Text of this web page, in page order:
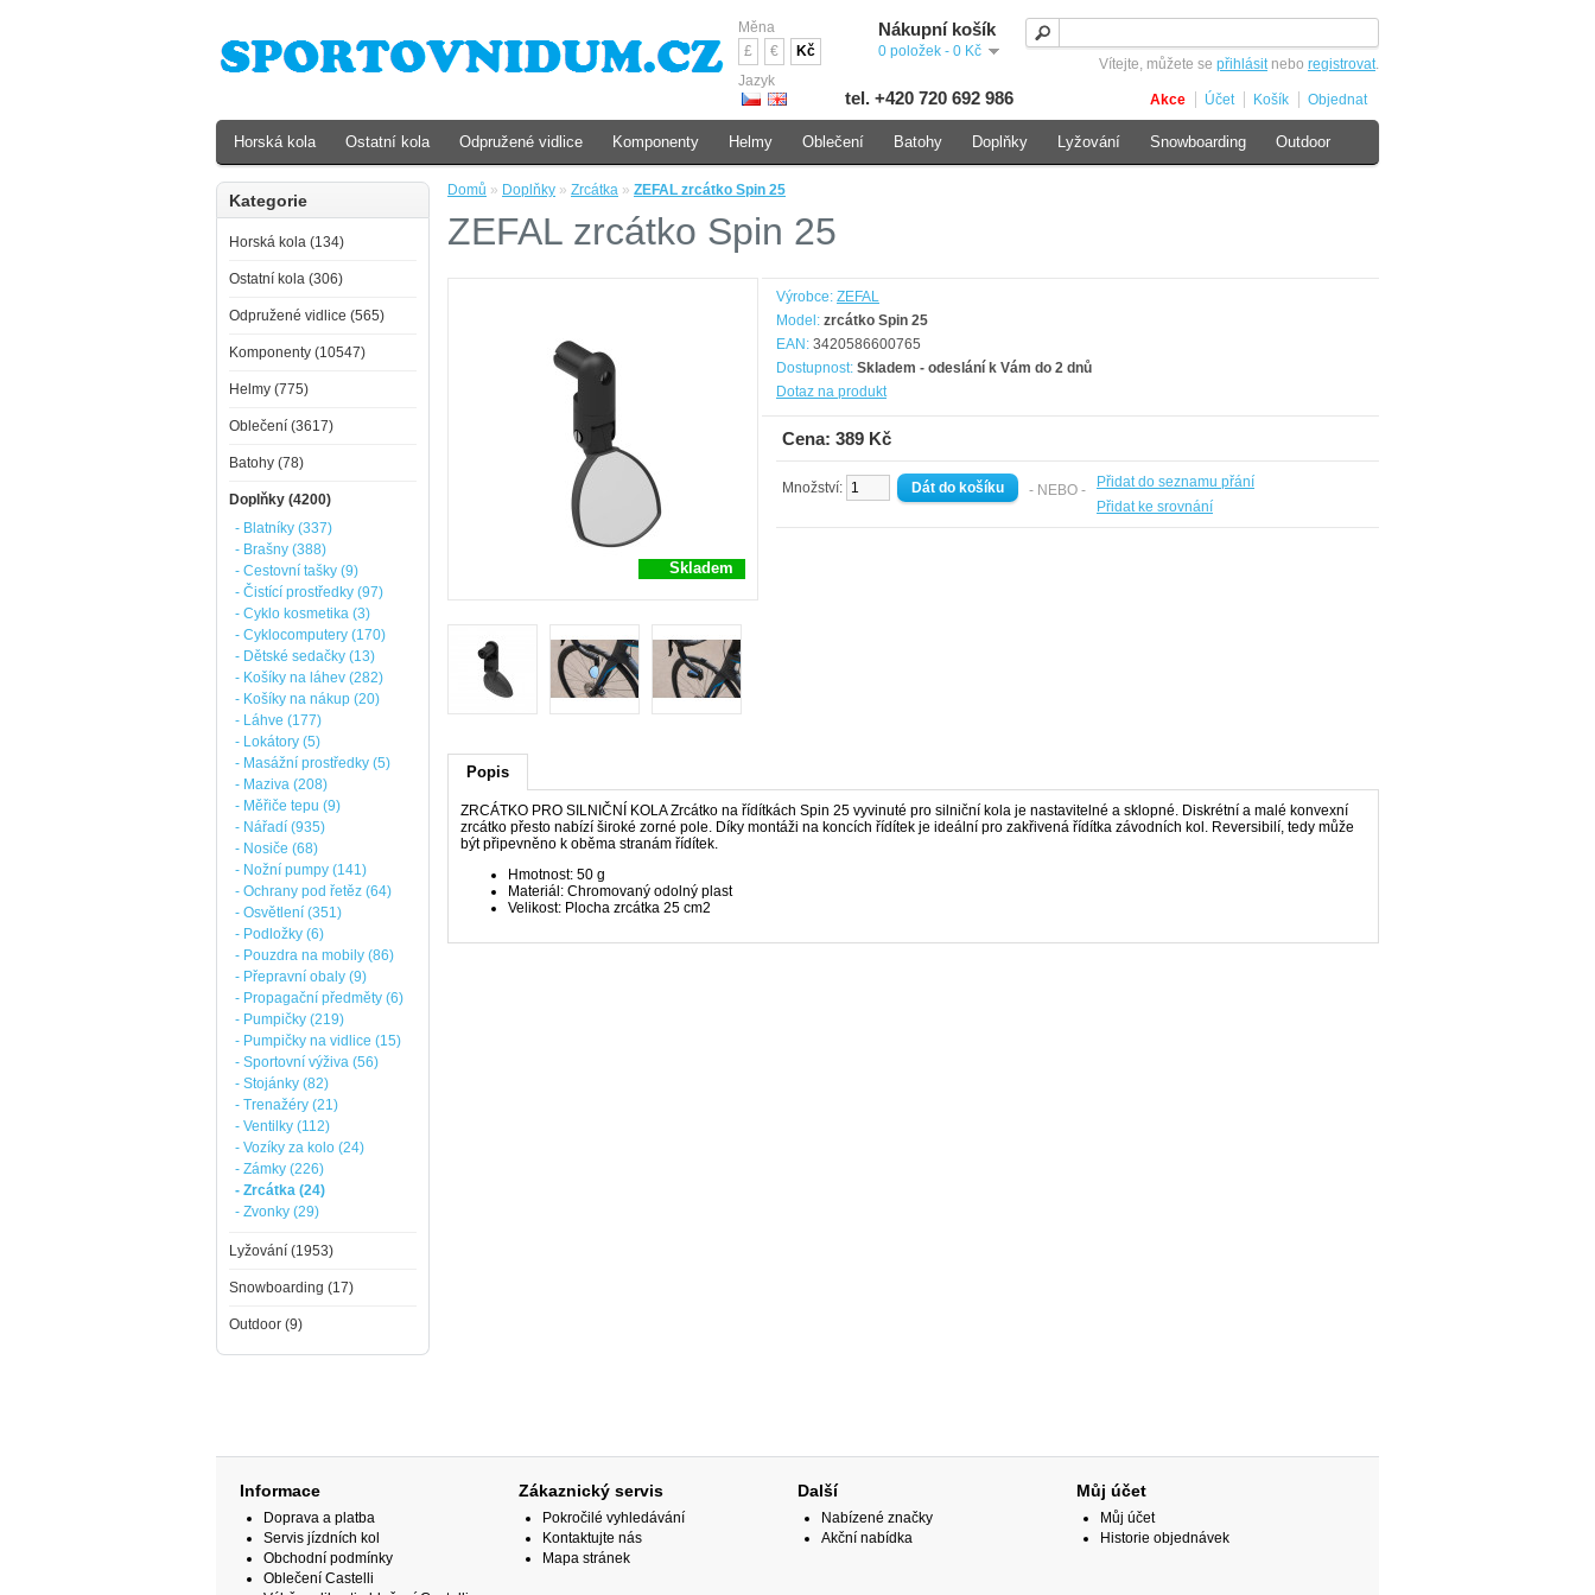
Jazyk
Měna
£
€ Kč
Nákupní košík
0 položek - 0 Kč
Vítejte, můžete se přihlásitnebo registrovat.
tel. +420 720 692 986 Akce Účet Košík Objednat
Domů » Doplňky » Zrcátka » ZEFAL zrcátko Spin 25
ZEFAL zrcátko Spin 25
Skladem
Výrobce: ZEFAL
Model: zrcátko Spin 25
EAN: 3420586600765
Dostupnost: Skladem - odeslání k Vám do 2 dnů
Dotaz na produkt
Cena: 389 Kč
Množství: - NEBO -
Přidat do seznamu přání
Přidat ke srovnání
Popis
ZRCÁTKO PRO SILNIČNÍ KOLA Zrcátko na řídítkách Spin 25 vyvinuté pro silniční kola je nastavitelné a sklopné. Diskrétní a malé konvexní
zrcátko přesto nabízí široké zorné pole. Díky montáži na koncích řídítek je ideální pro zakřivená řídítka závodních kol. Reversibilí, tedy může
být připevněno k oběma stranám řídítek.
Hmotnost: 50 g
Materiál: Chromovaný odolný plast
Velikost: Plocha zrcátka 25 cm2
Kategorie
Horská kola (134)
Ostatní kola (306)
Odpružené vidlice (565)
Komponenty (10547)
Helmy (775)
Oblečení (3617)
Batohy (78)
Doplňky (4200)
- Blatníky (337)
- Brašny (388)
- Cestovní tašky (9)
- Čistící prostředky (97)
- Cyklo kosmetika (3)
- Cyklocomputery (170)
- Dětské sedačky (13)
- Košíky na láhev (282)
- Košíky na nákup (20)
- Láhve (177)
- Lokátory (5)
- Masážní prostředky (5)
- Maziva (208)
- Měřiče tepu (9)
- Nářadí (935)
- Nosiče (68)
- Nožní pumpy (141)
- Ochrany pod řetěz (64)
- Osvětlení (351)
- Podložky (6)
- Pouzdra na mobily (86)
- Přepravní obaly (9)
- Propagační předměty (6)
- Pumpičky (219)
- Pumpičky na vidlice (15)
- Sportovní výživa (56)
- Stojánky (82)
- Trenažéry (21)
- Ventilky (112)
- Vozíky za kolo (24)
- Zámky (226)
- Zrcátka (24)
- Zvonky (29)
Lyžování (1953)
Snowboarding (17)
Outdoor (9)
Horská kola Ostatní kola Odpružené vidlice Komponenty Helmy Oblečení Batohy Doplňky Lyžování Snowboarding Outdoor
Informace
Doprava a platba
Servis jízdních kol
Obchodní podmínky
Oblečení Castelli
Zákaznický servis
Pokročilé vyhledávání
Kontaktujte nás
Mapa stránek
Další
Nabízené značky
Akční nabídka
Můj účet
Můj účet
Historie objednávek